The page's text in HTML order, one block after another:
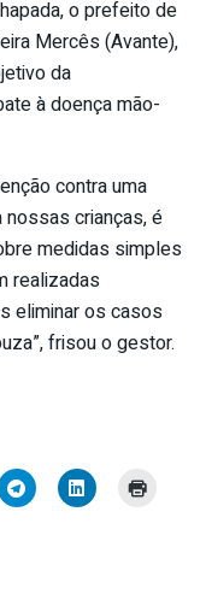
o prefeito de
Mercês (Avante),
da
à doença mão-
contra uma
crianças, é
medidas simples
realizadas
eliminar os casos
frisou o gestor.